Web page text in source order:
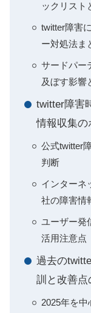
ックリスト
twitter障害
ー対処法ま
サードパー
及ぼす影響
twitter障害
情報収集の
公式twitter
判断
インターネ
社の障害情
ユーザー発
活用注意点
過去の
訓と改善点
2025年を